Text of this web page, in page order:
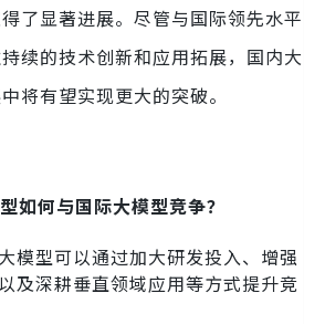
了显著进展。尽管与国际领先水平
续的技术创新和应用拓展，国内大
将有望实现更大的突破。
如何与国际大模型竞争？
模型可以通过加大研发投入、增强
及深耕垂直领域应用等方式提升竞